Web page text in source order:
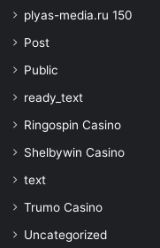
plyas-media.ru 150
Post
Public
ready_text
Ringospin Casino
Shelbywin Casino
text
Trumo Casino
Uncategorized